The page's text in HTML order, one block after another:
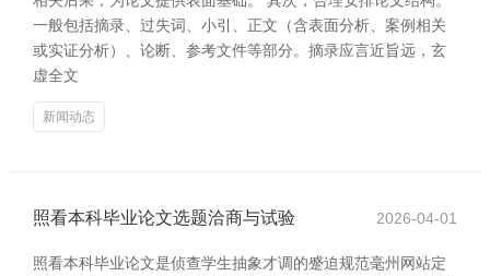
一般包括摘录、过失词、小引、正文（含表面分析、案例相关
或实证分析）、论断、参考文件等部分。摘录应言近旨远，玄
虚全文
新闻动态
照看本科毕业论文选题洽商与试验 2026-04-01
照看本科毕业论文是侦查学生抽象才调的蹙迫规范毫州网站定